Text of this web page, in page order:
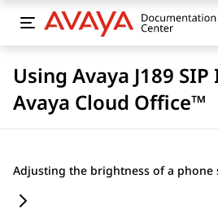
Using Avaya J189
Avaya Cloud Office™
Adjusting the brightness of a phone